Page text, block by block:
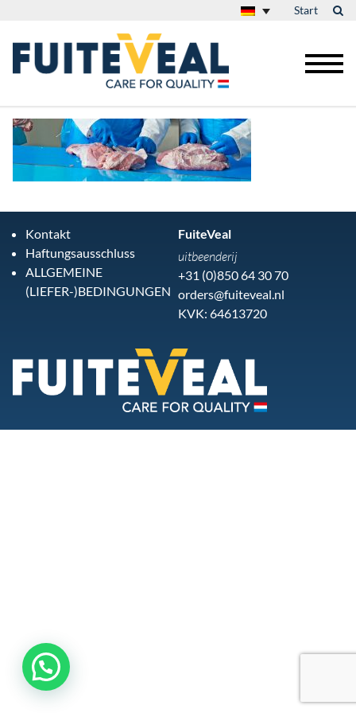
Start
Kontakt
Haftungsausschluss
ALLGEMEINE
(LIEFER-)BEDINGUNGEN
FuiteVeal
uitbeenderij
+31 (0)850 64 30 70
orders@fuiteveal.nl
KVK: 64613720